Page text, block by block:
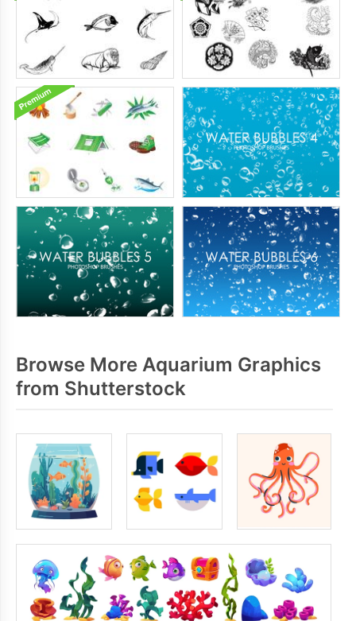
Browse More Aquarium Graphics
from Shutterstock